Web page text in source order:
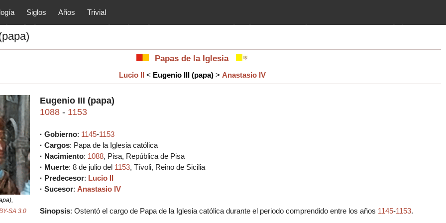
y principales acontecimientos (guerras, gobiernos,
arte, cultura, etc.) de la historia de la humanidad desde el
Siglos Años Trivial
Papas de la Iglesia
Lucio II < Eugenio III (papa) > Anastasio IV
SA 3.0
Eugenio III (papa)
1088 - 1153
· Gobierno: 1145-1153
· Cargos: Papa de la Iglesia católica
· Nacimiento: 1088, Pisa, República de Pisa
· Muerte: 8 de julio del 1153, Tívoli, Reino de Sicilia
· Predecesor: Lucio II
· Sucesor: Anastasio IV
Sinopsis: Ostentó el cargo de Papa de la Iglesia católica durante el periodo comprendido entre los años 1145-1153.